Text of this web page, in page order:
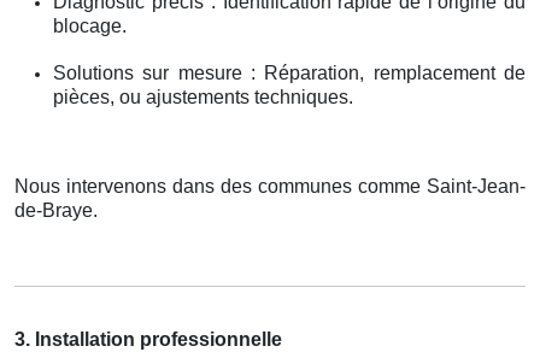
blocage.
Solutions sur mesure : Réparation, remplacement de
pièces, ou ajustements techniques.
Nous intervenons dans des communes comme Saint-Jean-
de-Braye.
3. Installation professionnelle